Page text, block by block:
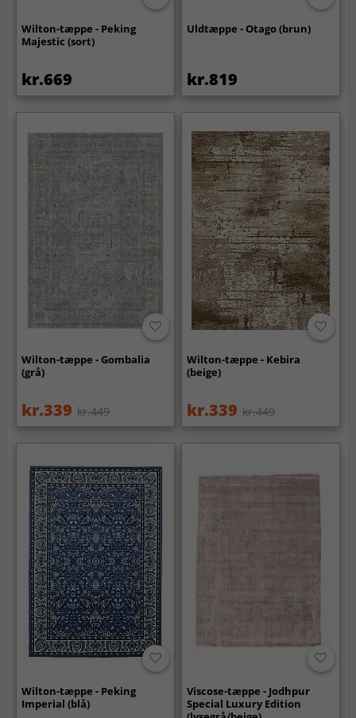
Wilton-tæppe - Peking
Majestic (sort)
kr.669
Uldtæppe - Otago (brun)
kr.819
Wilton-tæppe - Gombalia
(grå)
kr.339 kr.449
Wilton-tæppe - Kebira
(beige)
kr.339 kr.449
Wilton-tæppe - Peking
Imperial (blå)
Viscose-tæppe - Jodhpur
Special Luxury Edition